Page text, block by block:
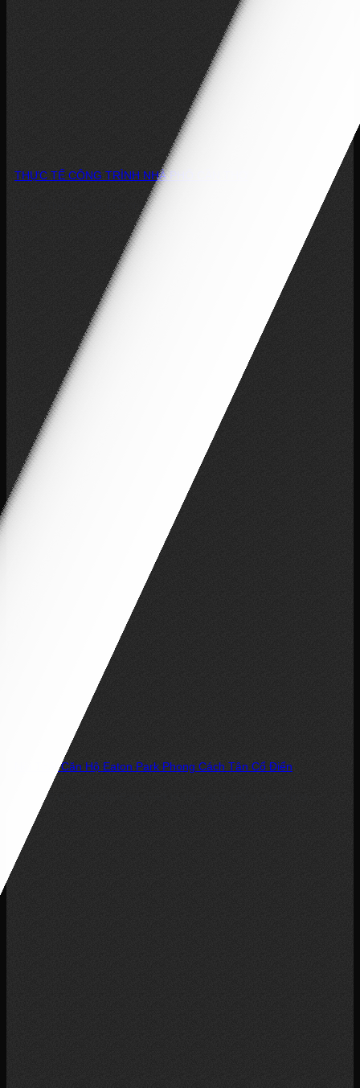
THỰC TẾ CÔNG TRÌNH NHÀ PHỐ CẦN THƠ
Dự án: Thực tế công trình nhà phố Cần Thơ Phong cách: Hiện đại
Nội Thất Căn Hộ Eaton Park Phong Cách Tân Cổ Điển
Căn hộ 2 phòng ngủ tại Eaton Park là lựa chọn lý tưởng cho những...